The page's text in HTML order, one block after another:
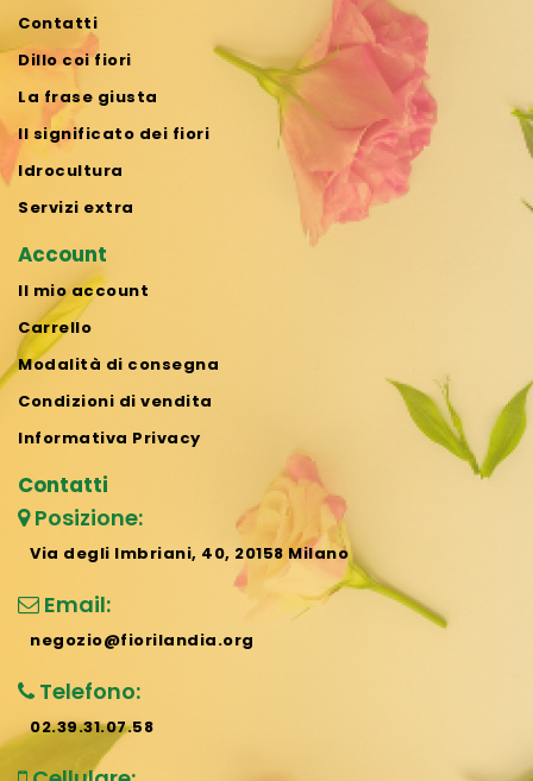
Contatti
Dillo coi fiori
La frase giusta
Il significato dei fiori
Idrocultura
Servizi extra
Account
Il mio account
Carrello
Modalità di consegna
Condizioni di vendita
Informativa Privacy
Contatti
Posizione:
Via degli Imbriani, 40, 20158 Milano
Email:
negozio@fiorilandia.org
Telefono:
02.39.31.07.58